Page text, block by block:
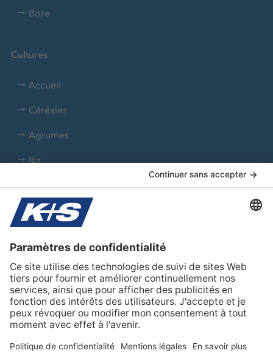
Bore
Cultures
Accueil
Céréales
Agrumes
Riz
Colza